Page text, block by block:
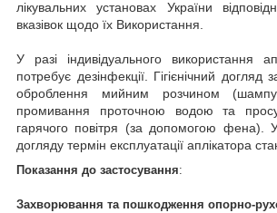
лікувальних установах України
вказівок щодо їх Використання.
У разі індивідуального використання
потребує дезінфекції. Гігієнічний
оброблення мийним розчином
промивання проточною водою та
гарячого повітря (за допомогою фена).
догляду термін експлуатації аплікатора
Показання до застосування:
Захворювання та пошкодження опорно-